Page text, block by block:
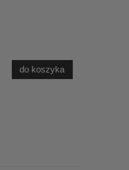
do koszyka